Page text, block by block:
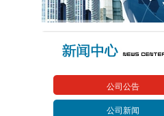
公司公告
公司新闻